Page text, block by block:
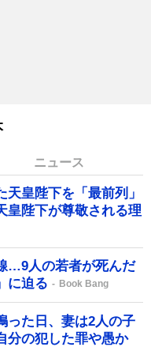
ニュース
皇陛下を「最前列」
陛下が尊敬される理
…9人の若者が死んだ
に迫る
Book Bang
った日、妻は2人の子
分の犯した罪や愚か